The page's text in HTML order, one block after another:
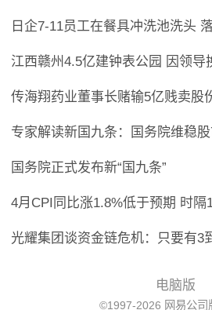
日企7-11员工在餐具冲洗池洗头
江西赣州4.5亿建钟表公园 因领导
传海翔药业董事长赌输5亿贱卖股
专家解读新国九条：国务院维稳
国务院正式发布新“国九条”
4月CPI同比涨1.8%低于预期 时隔
光耀集团谈资金链危机：只要有3
电脑版
©1997-2026 网易公司